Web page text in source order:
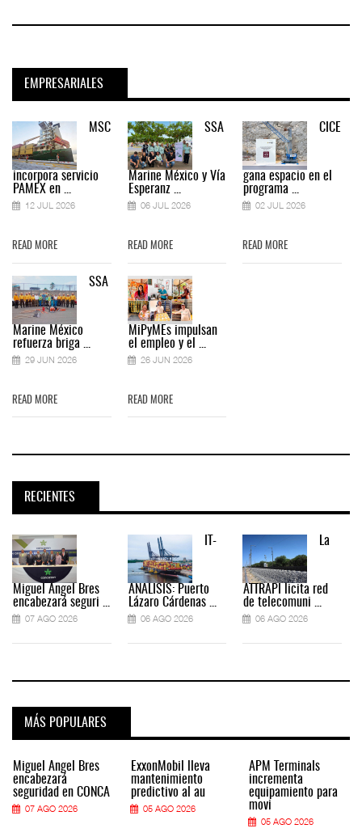
EMPRESARIALES
MSC
incorpora servicio
PAMEX en ...
12 JUL 2026
READ MORE
SSA
Marine México
refuerza briga ...
29 JUN 2026
READ MORE
SSA
Marine México y Vía
Esperanz ...
06 JUL 2026
READ MORE
MiPyMEs impulsan
el empleo y el ...
26 JUN 2026
READ MORE
CICE
gana espacio en el
programa ...
02 JUL 2026
READ MORE
RECIENTES
Miguel Ángel Bres
encabezará seguri ...
07 AGO 2026
IT-
ANÁLISIS: Puerto
Lázaro Cárdenas ...
06 AGO 2026
La
ATTRAPI licita red
de telecomuni ...
06 AGO 2026
MÁS POPULARES
Miguel Ángel Bres
encabezará
seguridad en CONCA
07 AGO 2026
ExxonMobil lleva
mantenimiento
predictivo al au
05 AGO 2026
APM Terminals
incrementa
equipamiento para
movi
05 AGO 2026